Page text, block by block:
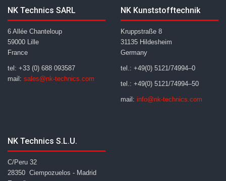
NK Technics SARL
6 Allée Chanteloup
59000 Lille
France
tel: +33 (0) 688 093587
mail: sales@nk-technics.com
NK Kunststofftechnik
Kruppstraße 8
31135 Hildesheim
Germany
tel.: +49(0) 5121/74994–0
tel.: +49(0) 5121/74994–50
mail: info@nk-technics.com
NK Technics S.L.U.
C/Peru 32
28350 Ciempozuelos - Madrid